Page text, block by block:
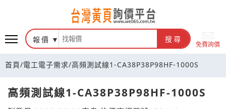
報價 搜尋
免費詢價
首頁/電工電子需求/高頻測試線1-CA38P38P98HF-1000S
高頻測試線1-CA38P38P98HF-1000S